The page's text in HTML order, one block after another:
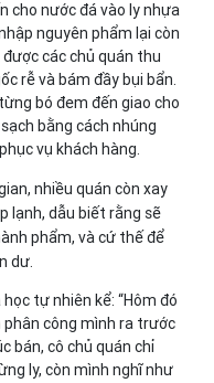
cho nước đá vào ly nhựa
nguyên phẩm lại còn
các chủ quán thu
rễ và bám đầy bụi bẩn.
bó đem đến giao cho
bằng cách nhúng
vụ khách hàng.
nhiều quán còn xay
lạnh, dẫu biết rằng sẽ
phẩm, và cứ thế để
dư.
tự nhiên kể: “Hôm đó
công mình ra trước
bán, cô chủ quán chỉ
ly, còn mình nghĩ như